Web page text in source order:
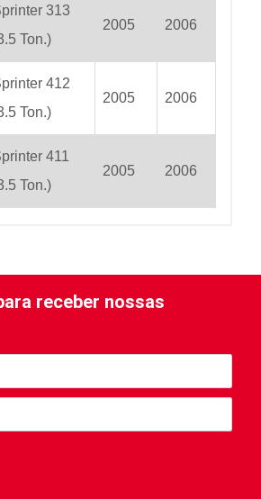
313
Ton.)
2005 2006
412
Ton.)
2005 2006
411
Ton.)
2005 2006
receber nossas